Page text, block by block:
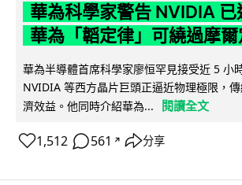
華為科學家警告 NVIDIA 已
華為「韜定律」可繞過摩
華為半導體首席科學家廖恒罕見接受近 5 小
NVIDIA 等西方晶片巨頭正逼近物理極限，
濟效益。他同時介紹華為...
閱讀全文
1,512 561 ↗ 分享